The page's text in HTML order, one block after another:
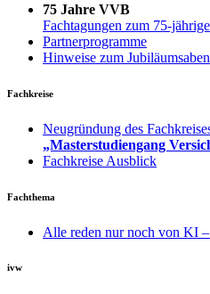
75 Jahre VVB
Fachtagungen zum 75-
Partnerprogramme
Hinweise zum
Fachkreise
Neugründung des
„Masterstudiengang
Fachkreise Ausblick
Fachthema
Alle reden nur noch von KI
ivw